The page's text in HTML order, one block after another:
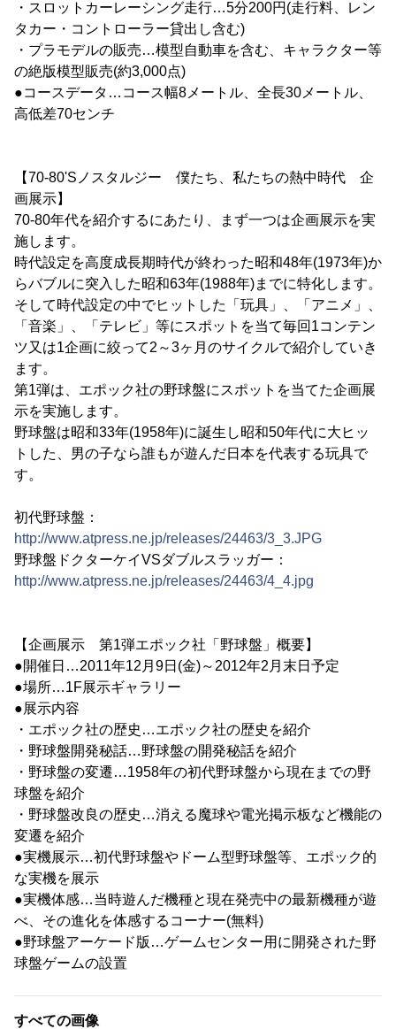
・スロットカーレーシング走行…5分200円(走行料、レン
タカー・コントローラー貸出し含む)
・プラモデルの販売…模型自動車を含む、キャラクター等
の絶版模型販売(約3,000点)
●コースデータ…コース幅8メートル、全長30メートル、
高低差70センチ
【70-80'Sノスタルジー 僕たち、私たちの熱中時代 企
画展示】
70-80年代を紹介するにあたり、まず一つは企画展示を実
施します。
時代設定を高度成長期時代が終わった昭和48年(1973年)か
らバブルに突入した昭和63年(1988年)までに特化します。
そして時代設定の中でヒットした「玩具」、「アニメ」、
「音楽」、「テレビ」等にスポットを当て毎回1コンテン
ツ又は1企画に絞って2～3ヶ月のサイクルで紹介していき
ます。
第1弾は、エポック社の野球盤にスポットを当てた企画展
示を実施します。
野球盤は昭和33年(1958年)に誕生し昭和50年代に大ヒッ
トした、男の子なら誰もが遊んだ日本を代表する玩具で
す。
初代野球盤：
http://www.atpress.ne.jp/releases/24463/3_3.JPG
野球盤ドクターケイVSダブルスラッガー：
http://www.atpress.ne.jp/releases/24463/4_4.jpg
【企画展示 第1弾エポック社「野球盤」概要】
●開催日…2011年12月9日(金)～2012年2月末日予定
●場所…1F展示ギャラリー
●展示内容
・エポック社の歴史…エポック社の歴史を紹介
・野球盤開発秘話…野球盤の開発秘話を紹介
・野球盤の変遷…1958年の初代野球盤から現在までの野
球盤を紹介
・野球盤改良の歴史…消える魔球や電光掲示板など機能の
変遷を紹介
●実機展示…初代野球盤やドーム型野球盤等、エポック的
な実機を展示
●実機体感…当時遊んだ機種と現在発売中の最新機種が遊
べ、その進化を体感するコーナー(無料)
●野球盤アーケード版…ゲームセンター用に開発された野
球盤ゲームの設置
すべての画像